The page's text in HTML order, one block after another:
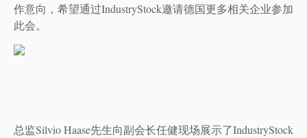
作意向 ， 希望通过IndustryStock邀请德国更多相关企业参加
此会。
总监Silvio Haase先生向副会长任健现场展示了IndustryStock